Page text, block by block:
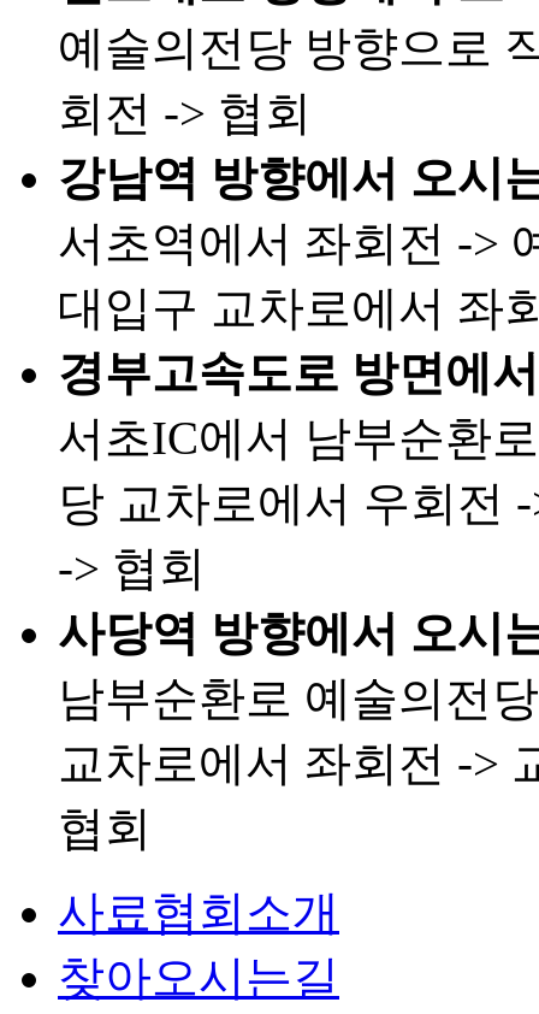
예술의전당 방향으로
회전 -> 협회
강남역 방향에서 오시
서초역에서 좌회전 ->
대입구 교차로에서 좌
경부고속도로 방면에
서초IC에서 남부순환
당 교차로에서 우회전
-> 협회
사당역 방향에서 오시
남부순환로 예술의전
교차로에서 좌회전 ->
협회
사료협회소개
찾아오시는길